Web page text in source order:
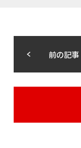
前の記事